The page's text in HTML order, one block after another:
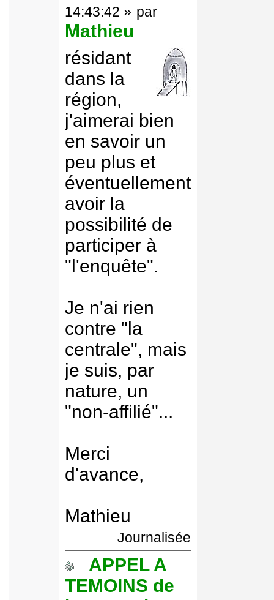
14:43:42 » par
Mathieu
résidant
dans la
région,
j'aimerai bien
en savoir un
peu plus et
éventuellement
avoir la
possibilité de
participer à
"l'enquête".
Je n'ai rien
contre "la
centrale", mais
je suis, par
nature, un
"non-affilié"...
Merci
d'avance,
Mathieu
Journalisée
APPEL A
TEMOINS de